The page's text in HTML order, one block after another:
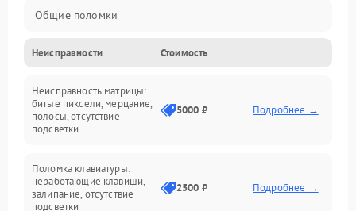
Общие поломки
Устройства
Программные ошибки
Электрические и системные сбои
Интерфейсные проблемы
Неисправности Стоимость
Неисправность матрицы:
битые пиксели, мерцание,
полосы, отсутствие
подсветки
5000 ₽ Подробнее →
Поломка клавиатуры:
неработающие клавиши,
залипание, отсутствие
подсветки
2500 ₽ Подробнее →